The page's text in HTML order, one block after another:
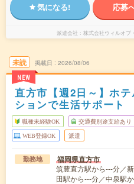
気になる! 応募
派遣会社 株式会社ウィルオ
未読
NEW
掲載日 2026/08/06
直方市【週2日～】ホ
ションで生活サポート
職種未経験OK 交通費別途支給あり
WEB登録OK 派遣
勤務地 福岡県直方市
筑豊直方駅から---分／
田駅から---分／中泉駅